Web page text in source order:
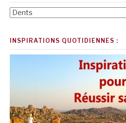
Catégories
INSPIRATIONS QUOTIDIENNES :